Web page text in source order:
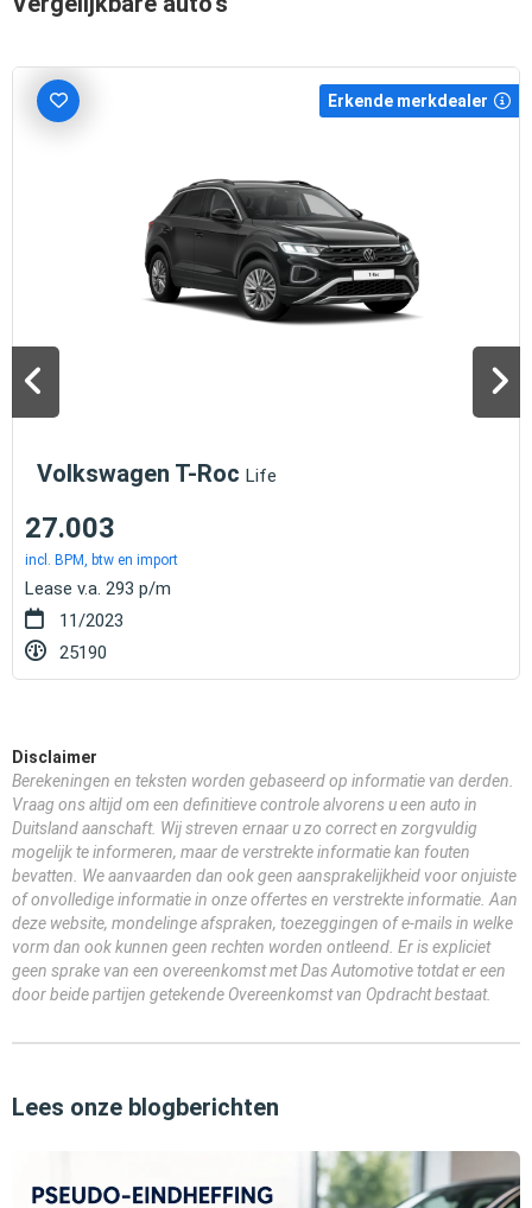
Erkende merkdealer
Volkswagen T-Roc Life
27.003
incl. BPM, btw en import
Lease v.a. 293 p/m
11/2023
25190
Disclaimer
Berekeningen en teksten worden gebaseerd op informatie van derden.
Vraag ons altijd om een definitieve controle alvorens u een auto in
Duitsland aanschaft. Wij streven ernaar u zo correct en zorgvuldig
mogelijk te informeren, maar de verstrekte informatie kan fouten
bevatten. We aanvaarden dan ook geen aansprakelijkheid voor onjuiste
of onvolledige informatie in onze offertes en verstrekte informatie. Aan
deze website, mondelinge afspraken, toezeggingen of e-mails in welke
vorm dan ook kunnen geen rechten worden ontleend. Er is expliciet
geen sprake van een overeenkomst met Das Automotive totdat er een
door beide partijen getekende Overeenkomst van Opdracht bestaat.
Lees onze blogberichten